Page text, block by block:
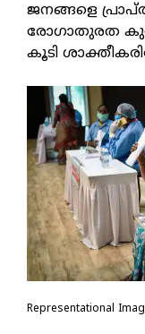
ജനങ്ങളെ
രോഗാതുരത
കൂടി
Representational